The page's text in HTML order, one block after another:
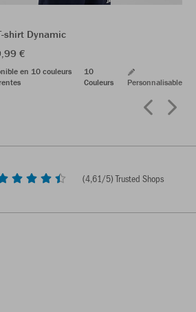
shirt Dynamic
€
en 10 couleurs
10
Couleurs
Personnalisable
(4,61/5) Trusted Shops